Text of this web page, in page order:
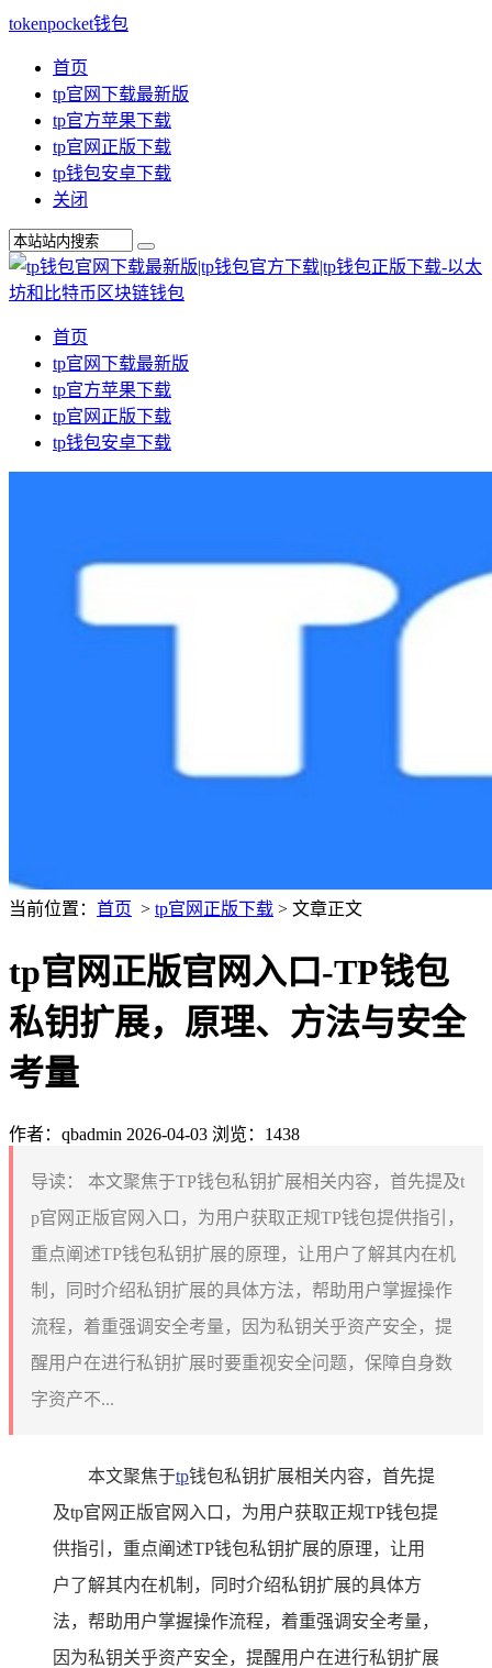
tokenpocket钱包
首页
tp官网下载最新版
tp官方苹果下载
tp官网正版下载
tp钱包安卓下载
关闭
首页
tp官网下载最新版
tp官方苹果下载
tp官网正版下载
tp钱包安卓下载
当前位置： 首页 > tp官网正版下载 > 文章正文
tp官网正版官网入口-TP钱包
私钥扩展，原理、方法与安全
考量
作者：qbadmin 2026-04-03 浏览：1438
导读：
本文聚焦于TP钱包私钥扩展相关内容，首先提及t
p官网正版官网入口，为用户获取正规TP钱包提供指引，
重点阐述TP钱包私钥扩展的原理，让用户了解其内在机
制，同时介绍私钥扩展的具体方法，帮助用户掌握操作
流程，着重强调安全考量，因为私钥关乎资产安全，提
醒用户在进行私钥扩展时要重视安全问题，保障自身数
字资产不...
本文聚焦于tp钱包私钥扩展相关内容，首先提
及tp官网正版官网入口，为用户获取正规TP钱包提
供指引，重点阐述TP钱包私钥扩展的原理，让用
户了解其内在机制，同时介绍私钥扩展的具体方
法，帮助用户掌握操作流程，着重强调安全考量，
因为私钥关乎资产安全，提醒用户在进行私钥扩展